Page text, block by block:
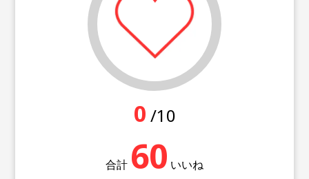
0 /10
合計 60 いいね